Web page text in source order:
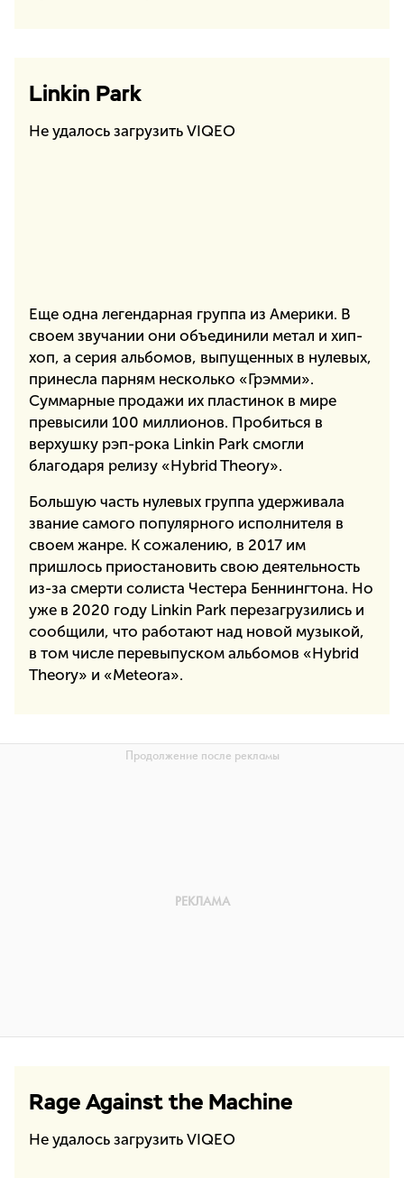
Linkin Park
Не удалось загрузить VIQEO
Еще одна легендарная группа из Америки. В
своем звучании они объединили метал и хип-
хоп, а серия альбомов, выпущенных в нулевых,
принесла парням несколько «Грэмми».
Суммарные продажи их пластинок в мире
превысили 100 миллионов. Пробиться в
верхушку рэп-рока Linkin Park смогли
благодаря релизу «Hybrid Theory».
Большую часть нулевых группа удерживала
звание самого популярного исполнителя в
своем жанре. К сожалению, в 2017 им
пришлось приостановить свою деятельность
из-за смерти солиста Честера Беннингтона. Но
уже в 2020 году Linkin Park перезагрузились и
сообщили, что работают над новой музыкой,
в том числе перевыпуском альбомов «Hybrid
Theory» и «Meteora».
Rage Against the Machine
Не удалось загрузить VIQEO